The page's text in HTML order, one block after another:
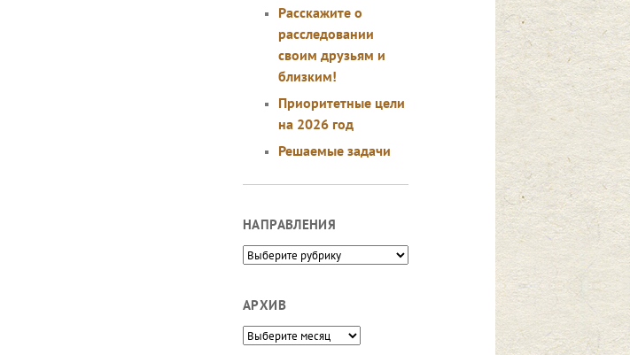
Расскажите о
расследовании
своим друзьям и
близким!
Приоритетные цели
на 2026 год
Решаемые задачи
НАПРАВЛЕНИЯ
Направления
АРХИВ
Архив